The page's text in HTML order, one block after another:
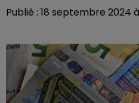
Publié : 18 septembre 2024